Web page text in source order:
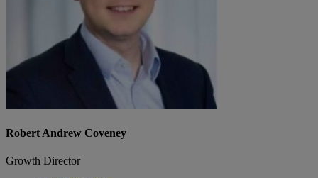
Robert Andrew Coveney
Growth Director